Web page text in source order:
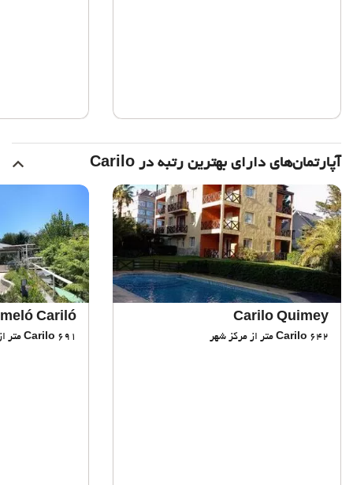
آپارتمان‌های دارای بهترین رتبه در Carilo
Carilo Quimey
Carilo 642 متر از مرکز شهر
Cariló
Carilo 691 متر از مرکز شهر